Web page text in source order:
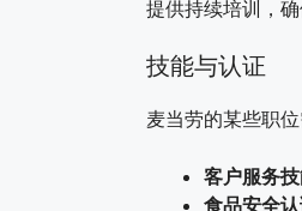
提供持续培训，确
技能与认证
麦当劳的某些职
客户服务
食品安全